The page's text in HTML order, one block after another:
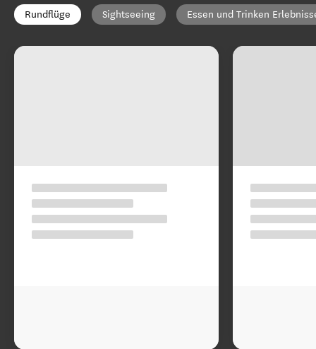
Rundflüge Sightseeing Essen und Trinken